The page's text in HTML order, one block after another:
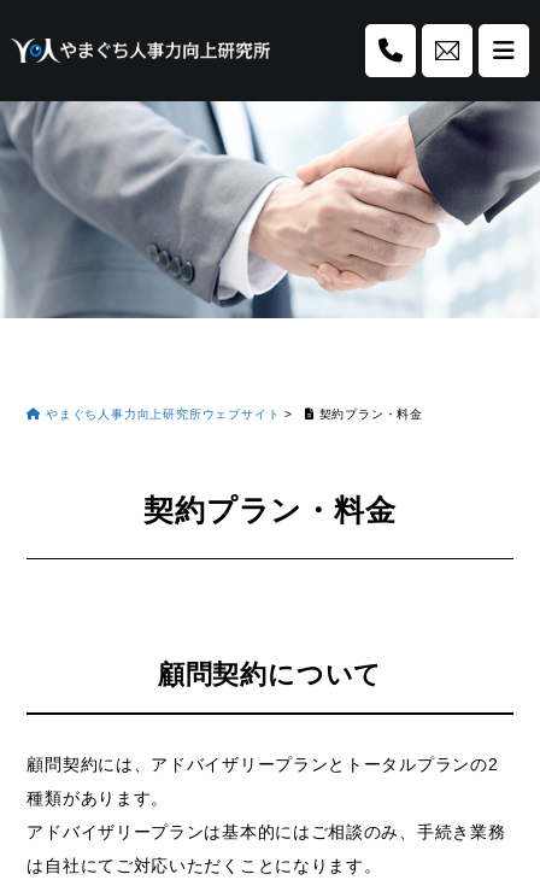
やまぐち人事力向上研究所ウェブサイト > 契約プラン・料金
契約プラン・料金
顧問契約について
顧問契約には、アドバイザリープランとトータルプランの2
種類があります。
アドバイザリープランは基本的にはご相談のみ、手続き業務
は自社にてご対応いただくことになります。